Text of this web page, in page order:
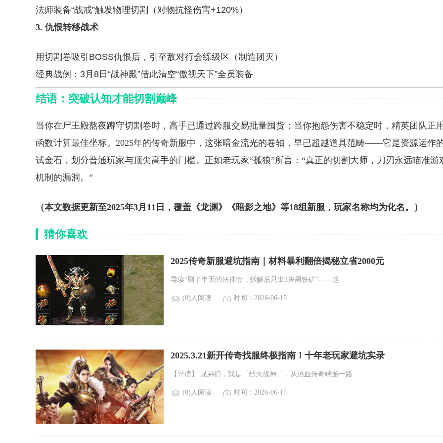
法师装备“战戒”触发物理切割（对物抗怪伤害+120%）
3. 仇恨转移战术
用切割卷吸引BOSS仇恨后，引至敌对行会练级区（制造团灭）
经典战例：3月8日“战神殿”借此清空“傲视天下”全员装备
结语：突破认知才能切割巅峰
当你在尸王殿熬夜蹲守切割卷时，高手已通过跨服交易批量囤货；当你抱怨伤害不稳定时，精英团队正用
函数计算最佳坐标。2025年的传奇新服中，这张暗金流光的卷轴，早已超越道具范畴——它是资源运作
试金石，划分普通玩家与顶尖高手的门槛。正如老玩家“孤狼”所言：“真正的切割大师，刀刃永远瞄准游
机制的漏洞。”
（本文数据更新至2025年3月11日，覆盖《龙渊》《暗影之地》等18组新服，玩家名称均为化名。）
猜你喜欢
2025传奇新服避坑指南｜材料暴利翻倍揭秘立省2000元
导读“刷了半天的法神套，拆解后只出3块黑铁矿”——这
(0)人阅读 时间：2026-06-15
2025.3.21新开传奇找服终极指南！十年老玩家避坑实录
【导读】 兄弟们，我是「烈火战神」，从热血传奇端游一路
(0)人阅读 时间：2026-06-15